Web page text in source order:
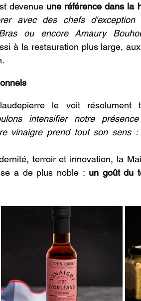
devenue une référence dans la
avec des chefs d'exception
ou encore Amaury
à la restauration plus large,
le voit
intensifier notre
vinaigre prend tout son sens
terroir et innovation, la
a de plus noble : un goût du